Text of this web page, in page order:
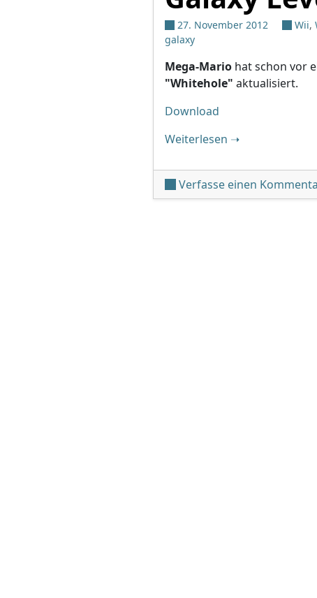
27. November 2012 Wii,
galaxy
Mega-Mario hat schon vor
"Whitehole" aktualisiert.
Download
Weiterlesen "Whitehole
➝
Verfasse einen